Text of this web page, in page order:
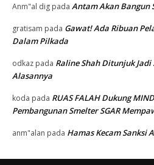
Anm"al dig pada Antam Akan Bangun
gratisam pada Gawat! Ada Ribuan
Dalam Pilkada
odkaz pada Raline Shah Ditunjuk
Alasannya
koda pada RUAS FALAH Dukung
Pembangunan Smelter SGAR
anm"alan pada Hamas Kecam Sanksi